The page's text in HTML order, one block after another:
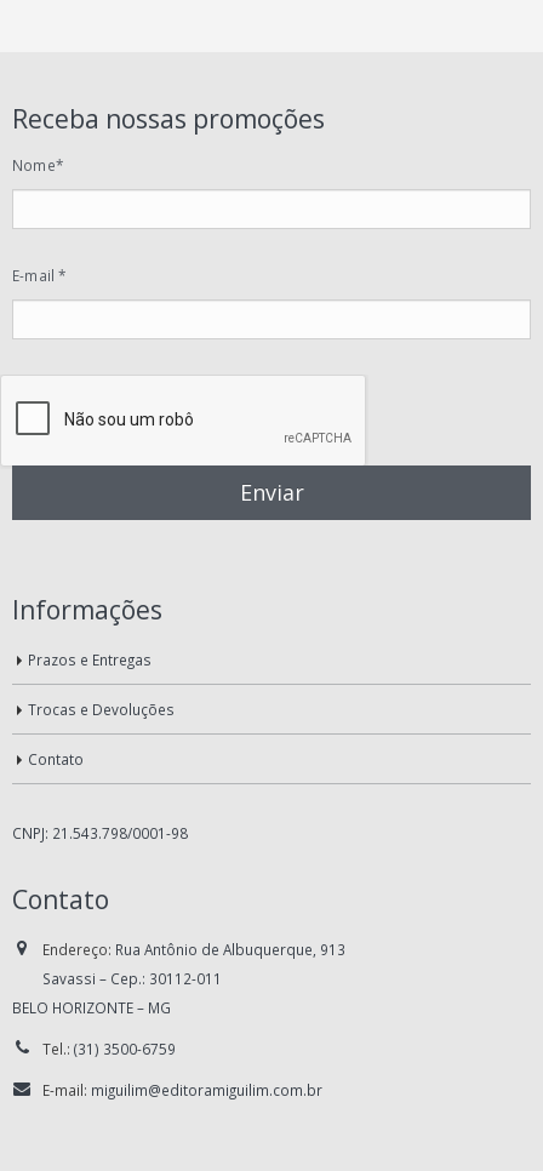
Receba nossas promoções
Nome*
E-mail *
Informações
Prazos e Entregas
Trocas e Devoluções
Contato
CNPJ: 21.543.798/0001-98
Contato
Endereço: Rua Antônio de Albuquerque, 913
Savassi – Cep.: 30112-011
BELO HORIZONTE – MG
Tel.: (31) 3500-6759
E-mail: miguilim@editoramiguilim.com.br